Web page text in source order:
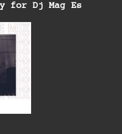
for Dj Mag Es